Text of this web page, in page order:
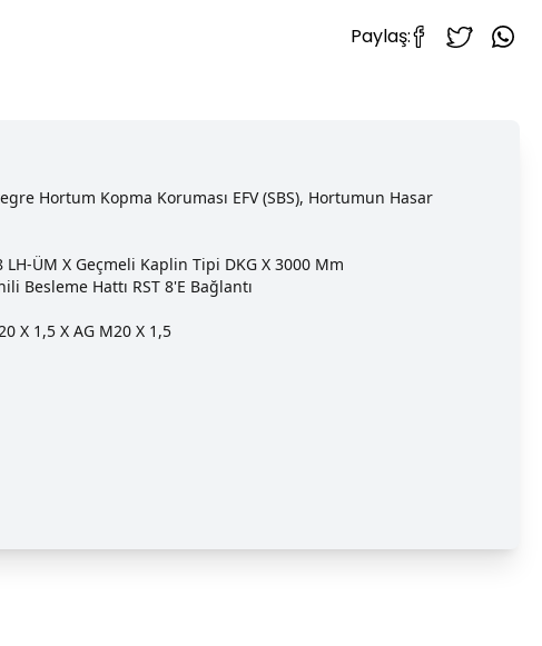
Paylaş:
Hortum Kopma Koruması EFV (SBS), Hortumun Hasar
ÜM X Geçmeli Kaplin Tipi DKG X 3000 Mm
Besleme Hattı RST 8'e Bağlantı
X 1,5 X AG M20 X 1,5